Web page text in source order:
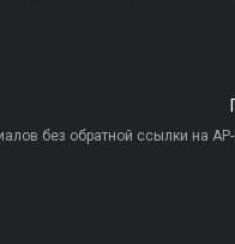
без обратной ссылки на